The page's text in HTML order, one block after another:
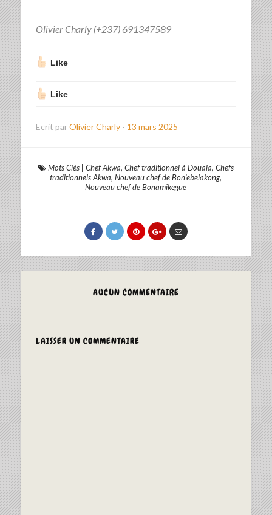
Olivier Charly (+237) 691347589
Like
Like
Ecrit parOlivier Charly - 13 mars 2025
Mots Clés| Chef Akwa, Chef traditionnel à Douala, Chefs
traditionnels Akwa,Nouveau chef de Bon'ebelakong,
Nouveau chef de Bonamikegue
AUCUN COMMENTAIRE
LAISSER UN COMMENTAIRE